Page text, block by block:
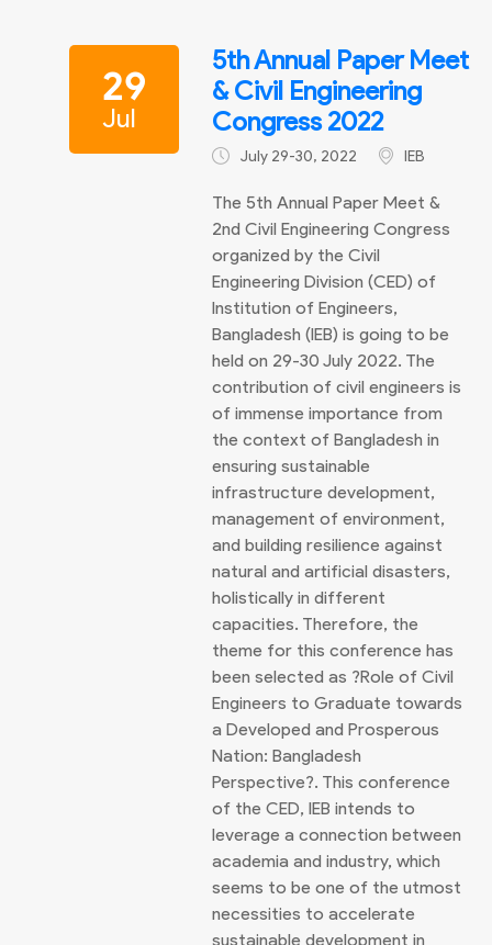
29
Jul
5th Annual Paper Meet
& Civil Engineering
Congress 2022
July 29-30, 2022 IEB
The 5th Annual Paper Meet &
2nd Civil Engineering Congress
organized by the Civil
Engineering Division (CED) of
Institution of Engineers,
Bangladesh (IEB) is going to be
held on 29-30 July 2022. The
contribution of civil engineers is
of immense importance from
the context of Bangladesh in
ensuring sustainable
infrastructure development,
management of environment,
and building resilience against
natural and artificial disasters,
holistically in different
capacities. Therefore, the
theme for this conference has
been selected as ?Role of Civil
Engineers to Graduate towards
a Developed and Prosperous
Nation: Bangladesh
Perspective?. This conference
of the CED, IEB intends to
leverage a connection between
academia and industry, which
seems to be one of the utmost
necessities to accelerate
sustainable development in